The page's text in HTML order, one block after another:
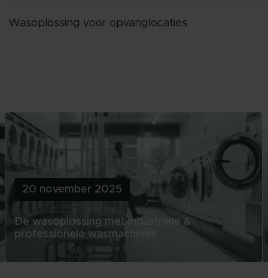
Wasoplossing voor opvanglocaties
20 november 2025
De wasoplossing met industriële &
professionele wasmachines